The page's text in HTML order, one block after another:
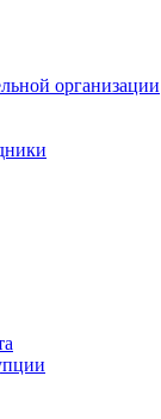
организации